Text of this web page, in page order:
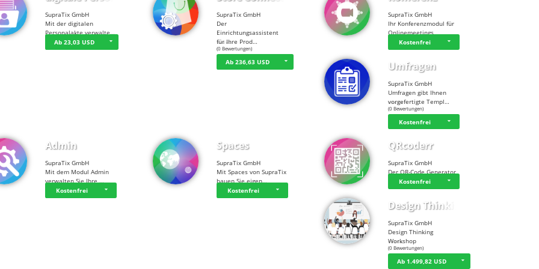
SupraTix GmbH
Mit der digitalen
Personalakte verwalte…
Ab 23,03 USD
SupraTix GmbH
Der
Einrichtungsassistent
für Ihre Prod…
☆☆☆ ☆☆
(0 Bewertungen)
Ab 236,63 USD
SupraTix GmbH
Ihr Konferenzmodul für
Onlinemeetings
Kostenfrei
Umfragen
SupraTix GmbH
Umfragen gibt Ihnen
vorgefertigte Templ…
☆☆☆☆☆
(0 Bewertungen)
Kostenfrei
Admin
SupraTix GmbH
Mit dem Modul Admin
verwalten Sie Ihre …
Kostenfrei
Spaces
SupraTix GmbH
Mit Spaces von SupraTix
bauen Sie eigen…
Kostenfrei
QRcoderr
SupraTix GmbH
Der QR-Code Generator
Kostenfrei
Design Thinking…
SupraTix GmbH
Design Thinking
Workshop
☆☆☆ ☆☆
(0 Bewertungen)
Ab 1.499,82 USD